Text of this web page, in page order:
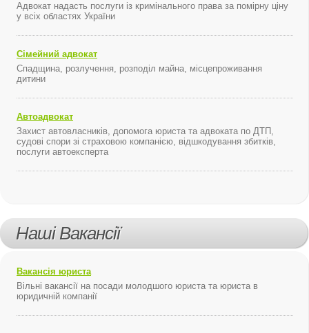
Адвокат надасть послуги із кримінального права за помірну ціну
у всіх областях України
Сімейний адвокат
Спадщина, розлучення, розподіл майна, місцепроживання
дитини
Автоадвокат
Захист автовласників, допомога юриста та адвоката по ДТП,
судові спори зі страховою компанією, відшкодування збитків,
послуги автоексперта
Наші Вакансії
Вакансія юриста
Вільні вакансії на посади молодшого юриста та юриста в
юридичній компанії